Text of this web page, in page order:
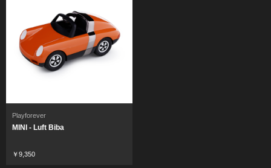
Playforever
MINI - Luft Biba
￥9,350